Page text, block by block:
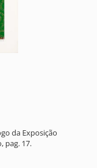
da Exposição
pag. 17.